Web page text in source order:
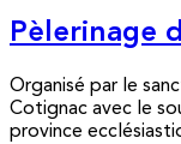
Pèlerinage
Organisé par le
Cotignac avec le
province